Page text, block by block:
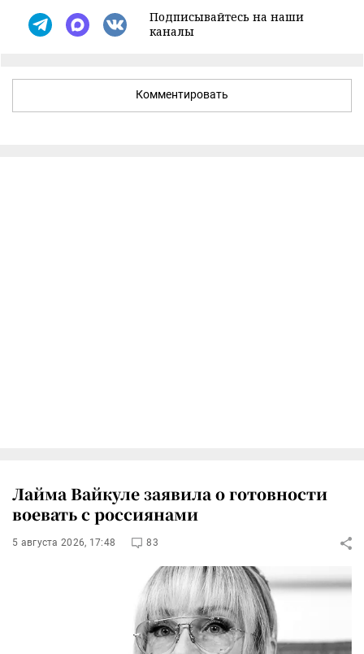
Подписывайтесь на наши
каналы
Комментировать
Лайма Вайкуле заявила о готовности
воевать с россиянами
5 августа 2026, 17:48 83